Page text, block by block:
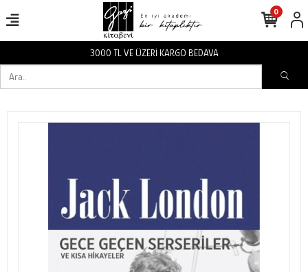
3000 TL VE ÜZERİ KARGO BEDAVA
0